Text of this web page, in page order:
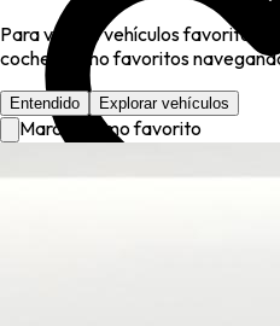
Para ver tus vehículos favoritos,
coches como favoritos
Entendido Explorar vehículos
Marcar como favorito